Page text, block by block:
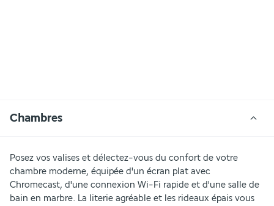
Chambres
Posez vos valises et délectez-vous du confort de votre
chambre moderne, équipée d'un écran plat avec
Chromecast, d'une connexion Wi-Fi rapide et d'une salle de
bain en marbre. La literie agréable et les rideaux épais vous